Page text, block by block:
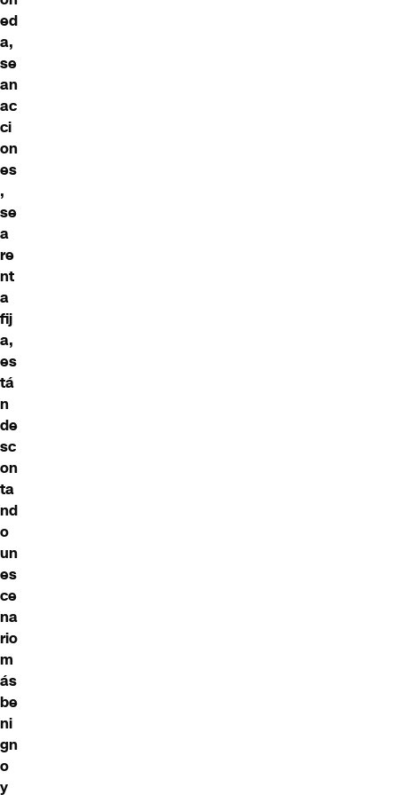
ed
a,
se
an
ac
ci
on
es
,
se
a
re
nt
a
fij
a,
es
tá
n
de
sc
on
ta
nd
o
un
es
ce
na
rio
m
ás
be
ni
gn
o
y